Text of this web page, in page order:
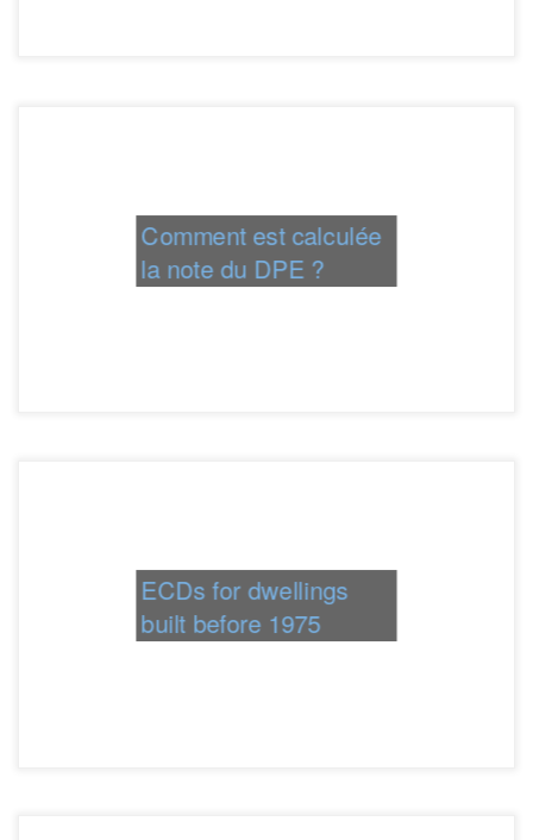
Comment est calculée
la note du DPE ?
ECDs for dwellings
built before 1975